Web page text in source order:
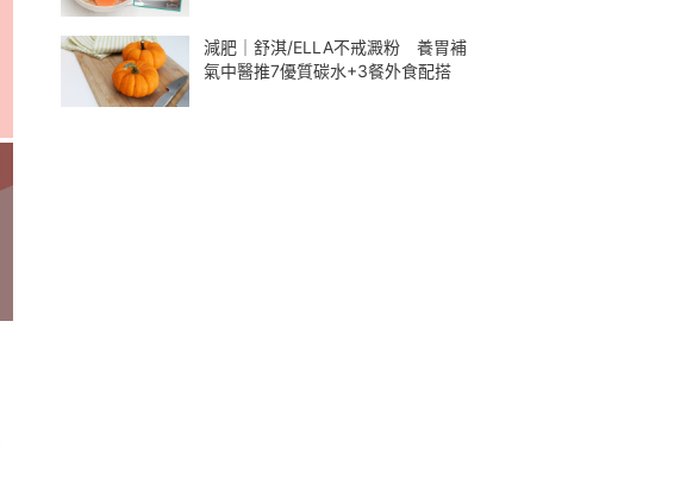
減肥｜舒淇/ELLA不戒澱粉 養胃補
氣中醫推7優質碳水+3餐外食配搭